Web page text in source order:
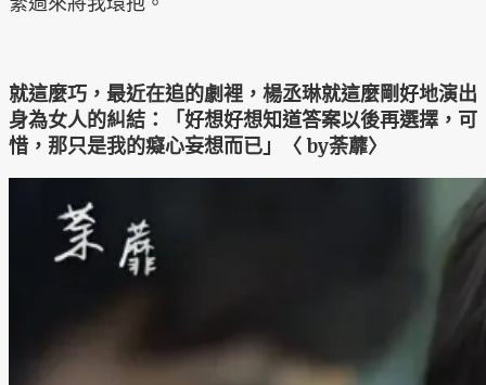
就這麼巧，最近在追的劇裡，楊丞琳就這麼剛好地演出
身為女人的糾結：「好想好想知道答案以後再選擇，可
惜，那只是我的癡心妄想而已」〈 by荼蘼〉